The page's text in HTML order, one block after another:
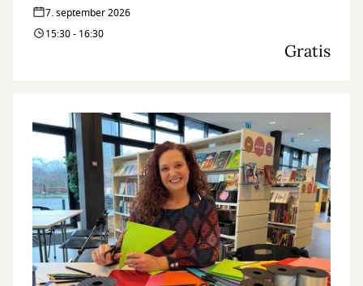
7. september 2026
15:30 - 16:30
Gratis